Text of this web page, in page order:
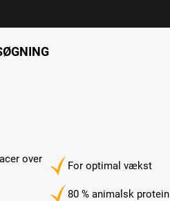
over
For optimal vækst
80 % animalsk protein